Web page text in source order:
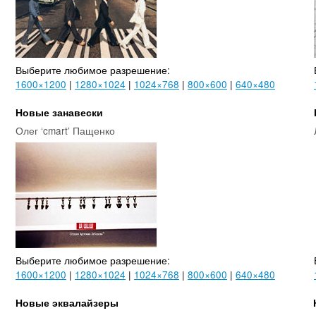
Выберите любимое разрешение:
1600×1200 | 1280×1024 | 1024×768 | 800×600 | 640×480
Новые занавески
Олег ‘cmart’ Пащенко
Выберите любимое разрешение:
1600×1200 | 1280×1024 | 1024×768 | 800×600 | 640×480
Новые эквалайзеры